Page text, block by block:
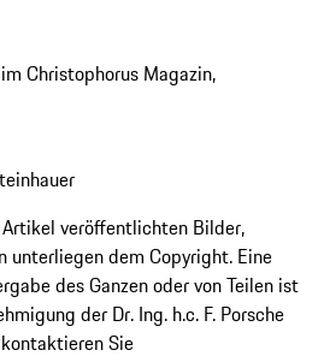
Christophorus Magazin,
veröffentlichten Bilder,
unterliegen dem Copyright. Eine
des Ganzen oder von Teilen ist
der Dr. Ing. h.c. F. Porsche
Sie